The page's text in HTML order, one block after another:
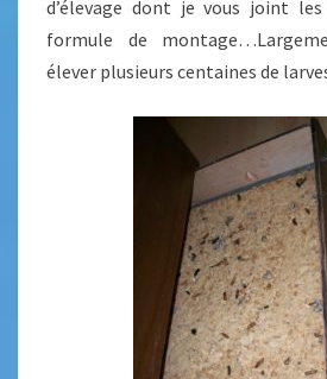
d’élevage dont je vous joint
formule de
élever plusieurs centaines de